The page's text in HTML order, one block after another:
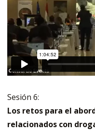
Sesión 6:
Los retos para el
relacionados con